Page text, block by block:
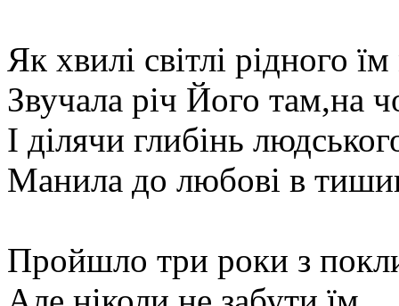
Як хвилі світлі рідного
Звучала річ Його там,на
І ділячи глибінь
Манила до любові в
Пройшло три роки з